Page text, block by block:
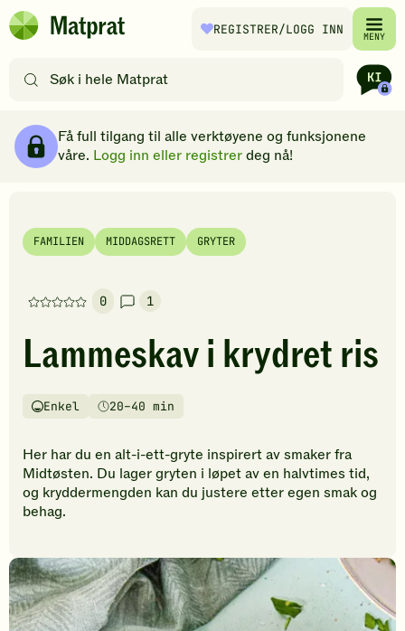
Hopp til hovedinnhold
Matprat
REGISTRER/LOGG INN MENY
etter
filtre
Få full tilgang til alle verktøyene og funksjonene
våre. Logg inn eller registrerdeg nå!
FAMILIEN MIDDAGSRETT GRYTER
0
Denne
har
foreløpig
vurderinger.
den
første
til
å
oppskriften.
1
Lammeskav i krydret ris
Vanskelighetsgrad
Enkel
Tilberedningstid20–40 min
Her har du en alt-i-ett-gryte inspirert av smaker fra
Midtøsten. Du lager gryten i løpet av en halvtimes tid,
og kryddermengden kan du justere etter egen smak og
behag.